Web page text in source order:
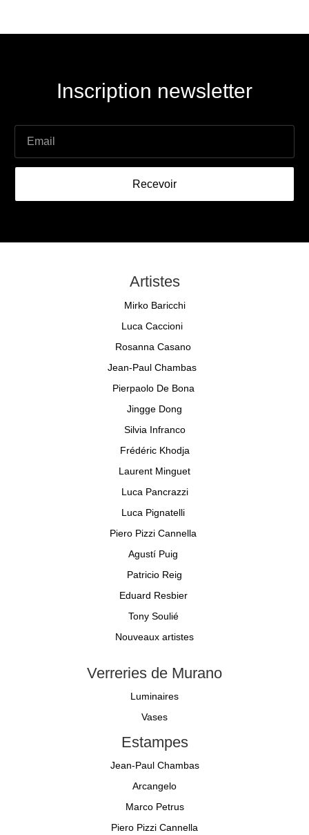
Inscription newsletter
Recevoir
Artistes
Mirko Baricchi
Luca Caccioni
Rosanna Casano
Jean-Paul Chambas
Pierpaolo De Bona
Jingge Dong
Silvia Infranco
Frédéric Khodja
Laurent Minguet
Luca Pancrazzi
Luca Pignatelli
Piero Pizzi Cannella
Agustí Puig
Patricio Reig
Eduard Resbier
Tony Soulié
Nouveaux artistes
Verreries de Murano
Luminaires
Vases
Estampes
Jean-Paul Chambas
Arcangelo
Marco Petrus
Piero Pizzi Cannella